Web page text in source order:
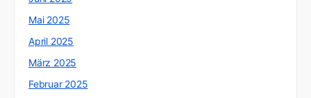
Mai 2025
April 2025
März 2025
Februar 2025